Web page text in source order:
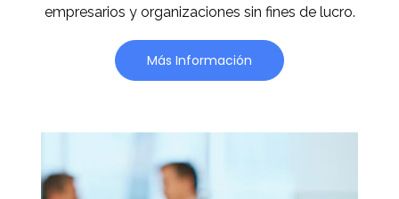
empresarios y organizaciones sin fines de lucro.
Más Información